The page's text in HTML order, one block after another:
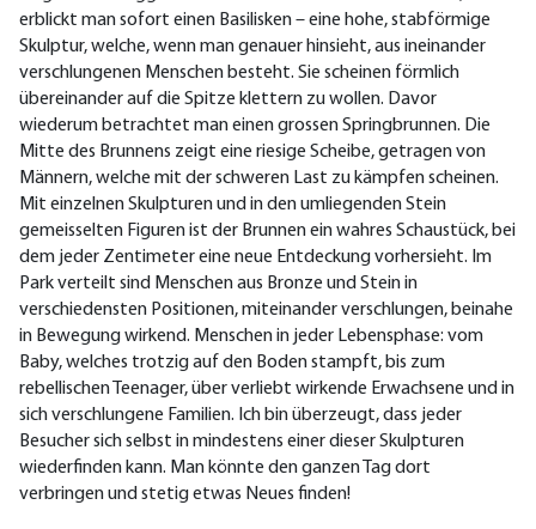
erblickt man sofort einen Basilisken – eine hohe, stabförmige
Skulptur, welche, wenn man genauer hinsieht, aus ineinander
verschlungenen Menschen besteht. Sie scheinen förmlich
übereinander auf die Spitze klettern zu wollen. Davor
wiederum betrachtet man einen grossen Springbrunnen. Die
Mitte des Brunnens zeigt eine riesige Scheibe, getragen von
Männern, welche mit der schweren Last zu kämpfen scheinen.
Mit einzelnen Skulpturen und in den umliegenden Stein
gemeisselten Figuren ist der Brunnen ein wahres Schaustück, bei
dem jeder Zentimeter eine neue Entdeckung vorhersieht. Im
Park verteilt sind Menschen aus Bronze und Stein in
verschiedensten Positionen, miteinander verschlungen, beinahe
in Bewegung wirkend. Menschen in jeder Lebensphase: vom
Baby, welches trotzig auf den Boden stampft, bis zum
rebellischen Teenager, über verliebt wirkende Erwachsene und in
sich verschlungene Familien. Ich bin überzeugt, dass jeder
Besucher sich selbst in mindestens einer dieser Skulpturen
wiederfinden kann. Man könnte den ganzen Tag dort
verbringen und stetig etwas Neues finden!